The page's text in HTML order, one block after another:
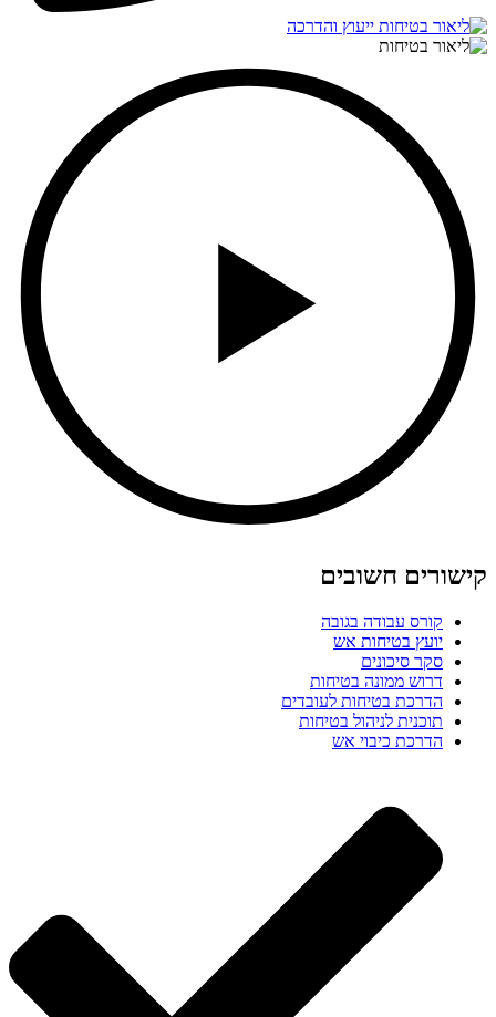
קישורים חשובים
קורס עבודה בגובה
יועץ בטיחות אש
סקר סיכונים
דרוש ממונה בטיחות
הדרכת בטיחות לעובדים
תוכנית לניהול בטיחות
הדרכת כיבוי אש